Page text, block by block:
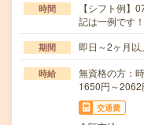
時間
【シフト例】
記は一例です
期間 即日～2ヶ月
時給
無資格の方：
1650円～
交通費